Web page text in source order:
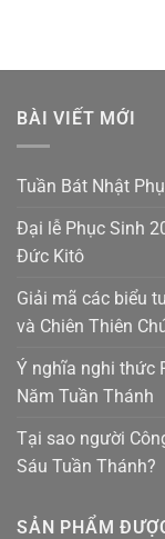
BÀI VIẾT MỚI
Tuần Bát Nhật
Đại lễ Phục Sinh
Đức Kitô
Giải mã các biểu
và Chiên Thiên
Ý nghĩa nghi thức
Năm Tuần Thánh
Tại sao người
Sáu Tuần Thánh?
SẢN PHẨM